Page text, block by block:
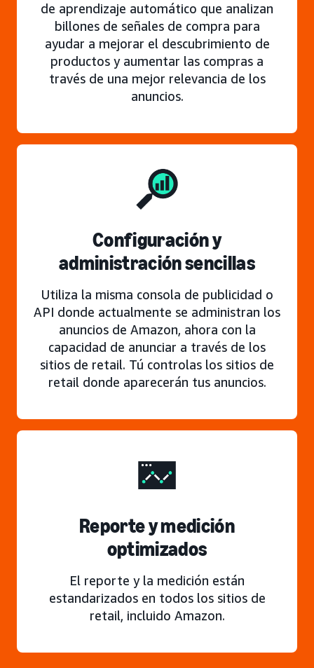
de aprendizaje automático que analizan
billones de señales de compra para
ayudar a mejorar el descubrimiento de
productos y aumentar las compras a
través de una mejor relevancia de los
anuncios.
Configuración y
administración sencillas
Utiliza la misma consola de publicidad o
API donde actualmente se administran los
anuncios de Amazon, ahora con la
capacidad de anunciar a través de los
sitios de retail. Tú controlas los sitios de
retail donde aparecerán tus anuncios.
Reporte y medición
optimizados
El reporte y la medición están
estandarizados en todos los sitios de
retail, incluido Amazon.